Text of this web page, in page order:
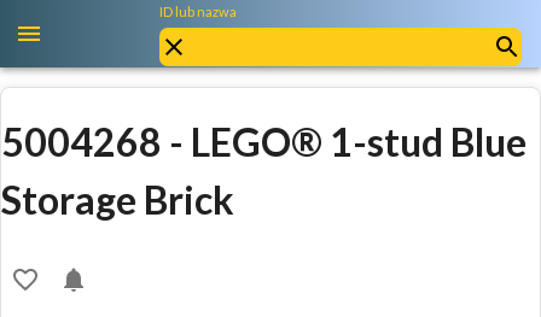
ID lub nazwa
5004268 - LEGO® 1-stud Blue
Storage Brick